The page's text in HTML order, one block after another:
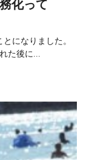
化って
になりました。
た後に...